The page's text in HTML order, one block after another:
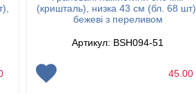
(кришталь), низка 43 см (бл. 68 шт),
бежеві з переливом
Артикул: BSH094-51
45.00